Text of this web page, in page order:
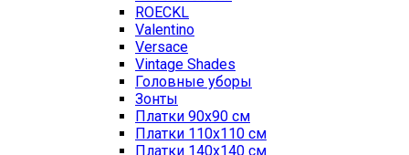
ROECKL
Valentino
Versace
Vintage Shades
Головные уборы
Зонты
Платки 90х90 см
Платки 110х110 см
Платки 140х140 см